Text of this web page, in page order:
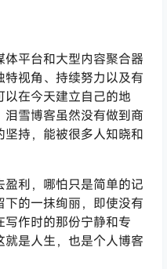
平台和大型内容聚合器
视角、持续努力以及有
在今天建立自己的地
雪博客虽然没有做到商
持，能被很多人知晓和
利，哪怕只是简单的记
的一抹绚丽，即使没有
作时的那份宁静和专
是人生，也是个人博客